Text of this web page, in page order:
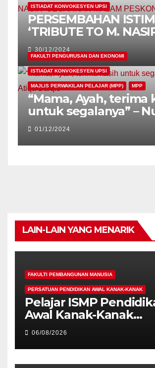
ISTIADAT KONVOKESYEN UPSI
PERSEMBAHAN
‘TRIBUTE TO M.
GEGARKAN MALAM
PESKON26
30/12/2024
FAKULTI PENGURUSAN DAN EKONOMI
ISTIADAT KONVOKESYEN UPSI
MAJLIS PERWAKILAN PELAJAR (MPP) MPP
“Mama, Ayah, terima
untuk segalanya” –
Atiqa Balqis
01/12/2024
LAIN-LAIN YANG MENARIK
FAKULTI PEMBANGUNAN MANUSIA
PERSATUAN PENDIDIKAN AWAL KANAK-KANAK
Pelajar ISMP
Awal Kanak-Kanak
Cemerlang Raih
Pengiktirafan
di IAM2026
06/08/2026